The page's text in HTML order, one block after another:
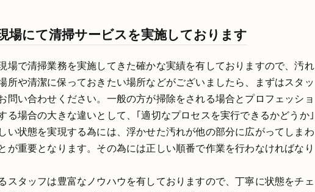
場にて清掃サービスを実施しております
場で清掃業務を実施してきた確かな実績を有しておりますので、汚れ
所や清潔に保っておきたい場所などがございましたら、まずはスタッ
問い合わせください。一般の方が掃除をされる場合とプロフェッショ
る場合の大きな違いとして、｢適切なプロセスを実行できるかどうか｣
い状態を実現する為には、浮かせた汚れが他の部分に広がってしまわ
が重要となります。その為には正しい順番で作業を行わなければなり
スタッフは豊富なノウハウを有しておりますので、丁寧に状態をチェ